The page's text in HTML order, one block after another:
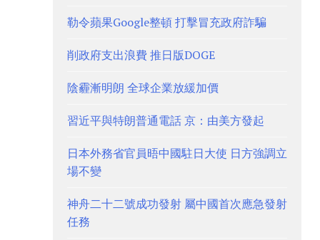
勒令蘋果Google整頓 打擊冒充政府詐騙
削政府支出浪費 推日版DOGE
陰霾漸明朗 全球企業放緩加價
習近平與特朗普通電話 京：由美方發起
日本外務省官員晤中國駐日大使 日方強調立
場不變
神舟二十二號成功發射 屬中國首次應急發射
任務